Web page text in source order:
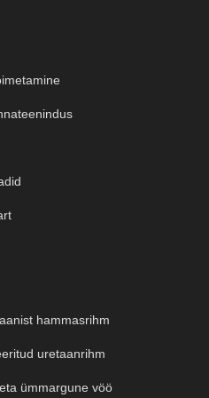
hammasrihm
uretaanrihm
ümmargune vöö